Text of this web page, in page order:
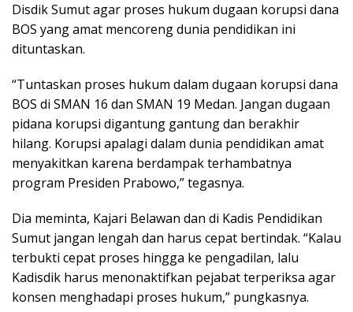
Disdik Sumut agar proses hukum dugaan korupsi dana
BOS yang amat mencoreng dunia pendidikan ini
dituntaskan.
“Tuntaskan proses hukum dalam dugaan korupsi dana
BOS di SMAN 16 dan SMAN 19 Medan. Jangan dugaan
pidana korupsi digantung gantung dan berakhir
hilang. Korupsi apalagi dalam dunia pendidikan amat
menyakitkan karena berdampak terhambatnya
program Presiden Prabowo,” tegasnya.
Dia meminta, Kajari Belawan dan di Kadis Pendidikan
Sumut jangan lengah dan harus cepat bertindak. “Kalau
terbukti cepat proses hingga ke pengadilan, lalu
Kadisdik harus menonaktifkan pejabat terperiksa agar
konsen menghadapi proses hukum,” pungkasnya.